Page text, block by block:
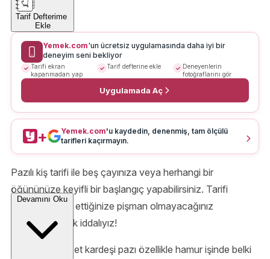
Tarif Defterime
Ekle
Yemek.com'un ücretsiz uygulamasında daha iyi bir
deneyim seni bekliyor
Tarifi ekran
kapanmadan yap
Tarif defterine ekle
Deneyenlerin
fotoğraflarını gör
Uygulamada Aç
+ Yemek.com'u kaydedin, denenmiş, tam ölçülü
tarifleri kaçırmayın.
Pazılı kiş tarifi ile beş çayınıza veya herhangi bir
öğününüze keyifli bir başlangıç yapabilirsiniz. Tarifi
defterinize not ettiğinize pişman olmayacağınız
konusunda çok iddalıyız!
Ispanağın lezzet kardeşi pazı özellikle hamur işinde belki
Devamını Oku